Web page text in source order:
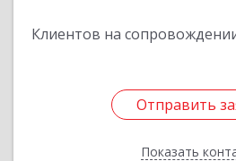
Клиентов на
Отправить
Показать
Отправить
Назад